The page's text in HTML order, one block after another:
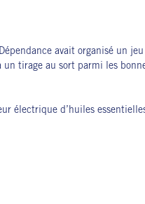
avait organisé un jeu
tirage au sort parmi les
électrique d’huiles